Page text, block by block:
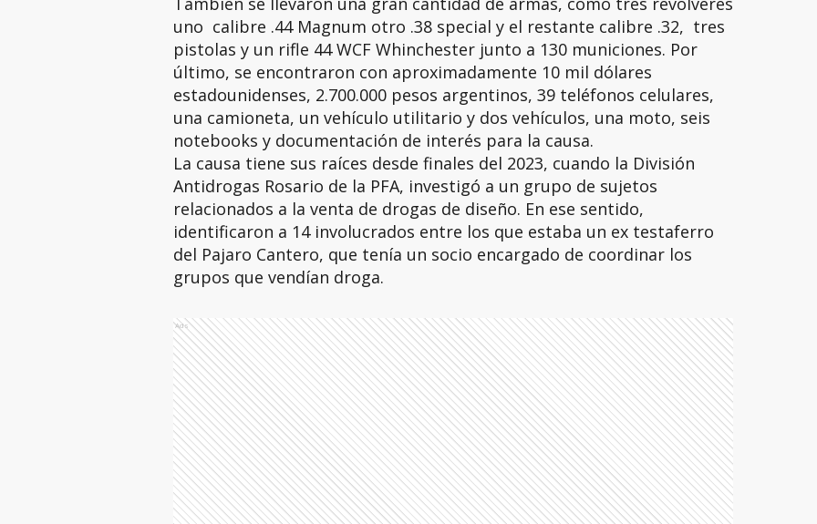
uno calibre .44 Magnum otro .38 special y el restante calibre .32, tres
pistolas y un rifle 44 WCF Whinchester junto a 130 municiones. Por
último, se encontraron con aproximadamente 10 mil dólares
estadounidenses, 2.700.000 pesos argentinos, 39 teléfonos celulares,
una camioneta, un vehículo utilitario y dos vehículos, una moto, seis
notebooks y documentación de interés para la causa.
La causa tiene sus raíces desde finales del 2023, cuando la División
Antidrogas Rosario de la PFA, investigó a un grupo de sujetos
relacionados a la venta de drogas de diseño. En ese sentido,
identificaron a 14 involucrados entre los que estaba un ex testaferro
del Pajaro Cantero, que tenía un socio encargado de coordinar los
grupos que vendían droga.
Ads